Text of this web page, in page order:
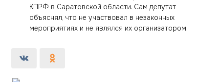
КПРФ в Саратовской области. Сам депутат
объяснял, что не участвовал в незаконных
мероприятиях и не являлся их организатором.